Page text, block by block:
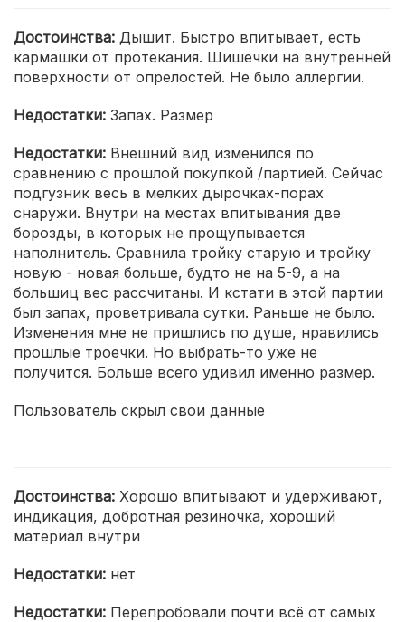
Достоинства: Дышит. Быстро впитывает, есть
кармашки от протекания. Шишечки на внутренней
поверхности от опрелостей. Не было аллергии.
Недостатки: Запах. Размер
Недостатки: Внешний вид изменился по
сравнению с прошлой покупкой /партией. Сейчас
подгузник весь в мелких дырочках-порах
снаружи. Внутри на местах впитывания две
борозды, в которых не прощупывается
наполнитель. Сравнила тройку старую и тройку
новую - новая больше, будто не на 5-9, а на
большиц вес рассчитаны. И кстати в этой партии
был запах, проветривала сутки. Раньше не было.
Изменения мне не пришлись по душе, нравились
прошлые троечки. Но выбрать-то уже не
получится. Больше всего удивил именно размер.
Пользователь скрыл свои данные
Достоинства: Хорошо впитывают и удерживают,
индикация, добротная резиночка, хороший
материал внутри
Недостатки: нет
Недостатки: Перепробовали почти всё от самых